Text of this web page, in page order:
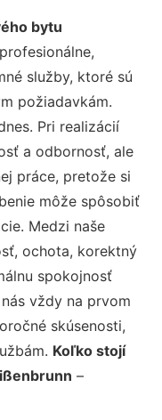
bytu
služby, ktoré sú
požiadavkám.
Pri realizácií
a odbornosť, ale
práce, pretože si
môže spôsobiť
Medzi naše
ochota, korektný
spokojnosť
vždy na prvom
skúsenosti,
Koľko stojí
–